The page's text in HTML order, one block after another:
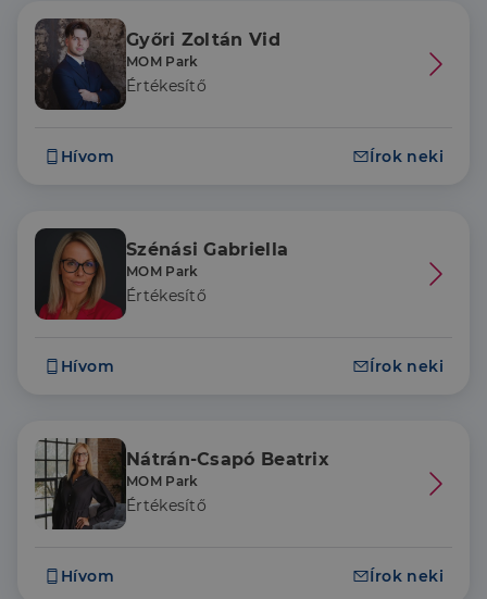
Győri Zoltán Vid
MOM Park
Értékesítő
Hívom Írok neki
Szénási Gabriella
MOM Park
Értékesítő
Hívom Írok neki
Nátrán-Csapó Beatrix
MOM Park
Értékesítő
Hívom Írok neki